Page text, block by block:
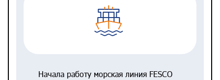
Начала работу морская линия FESCO